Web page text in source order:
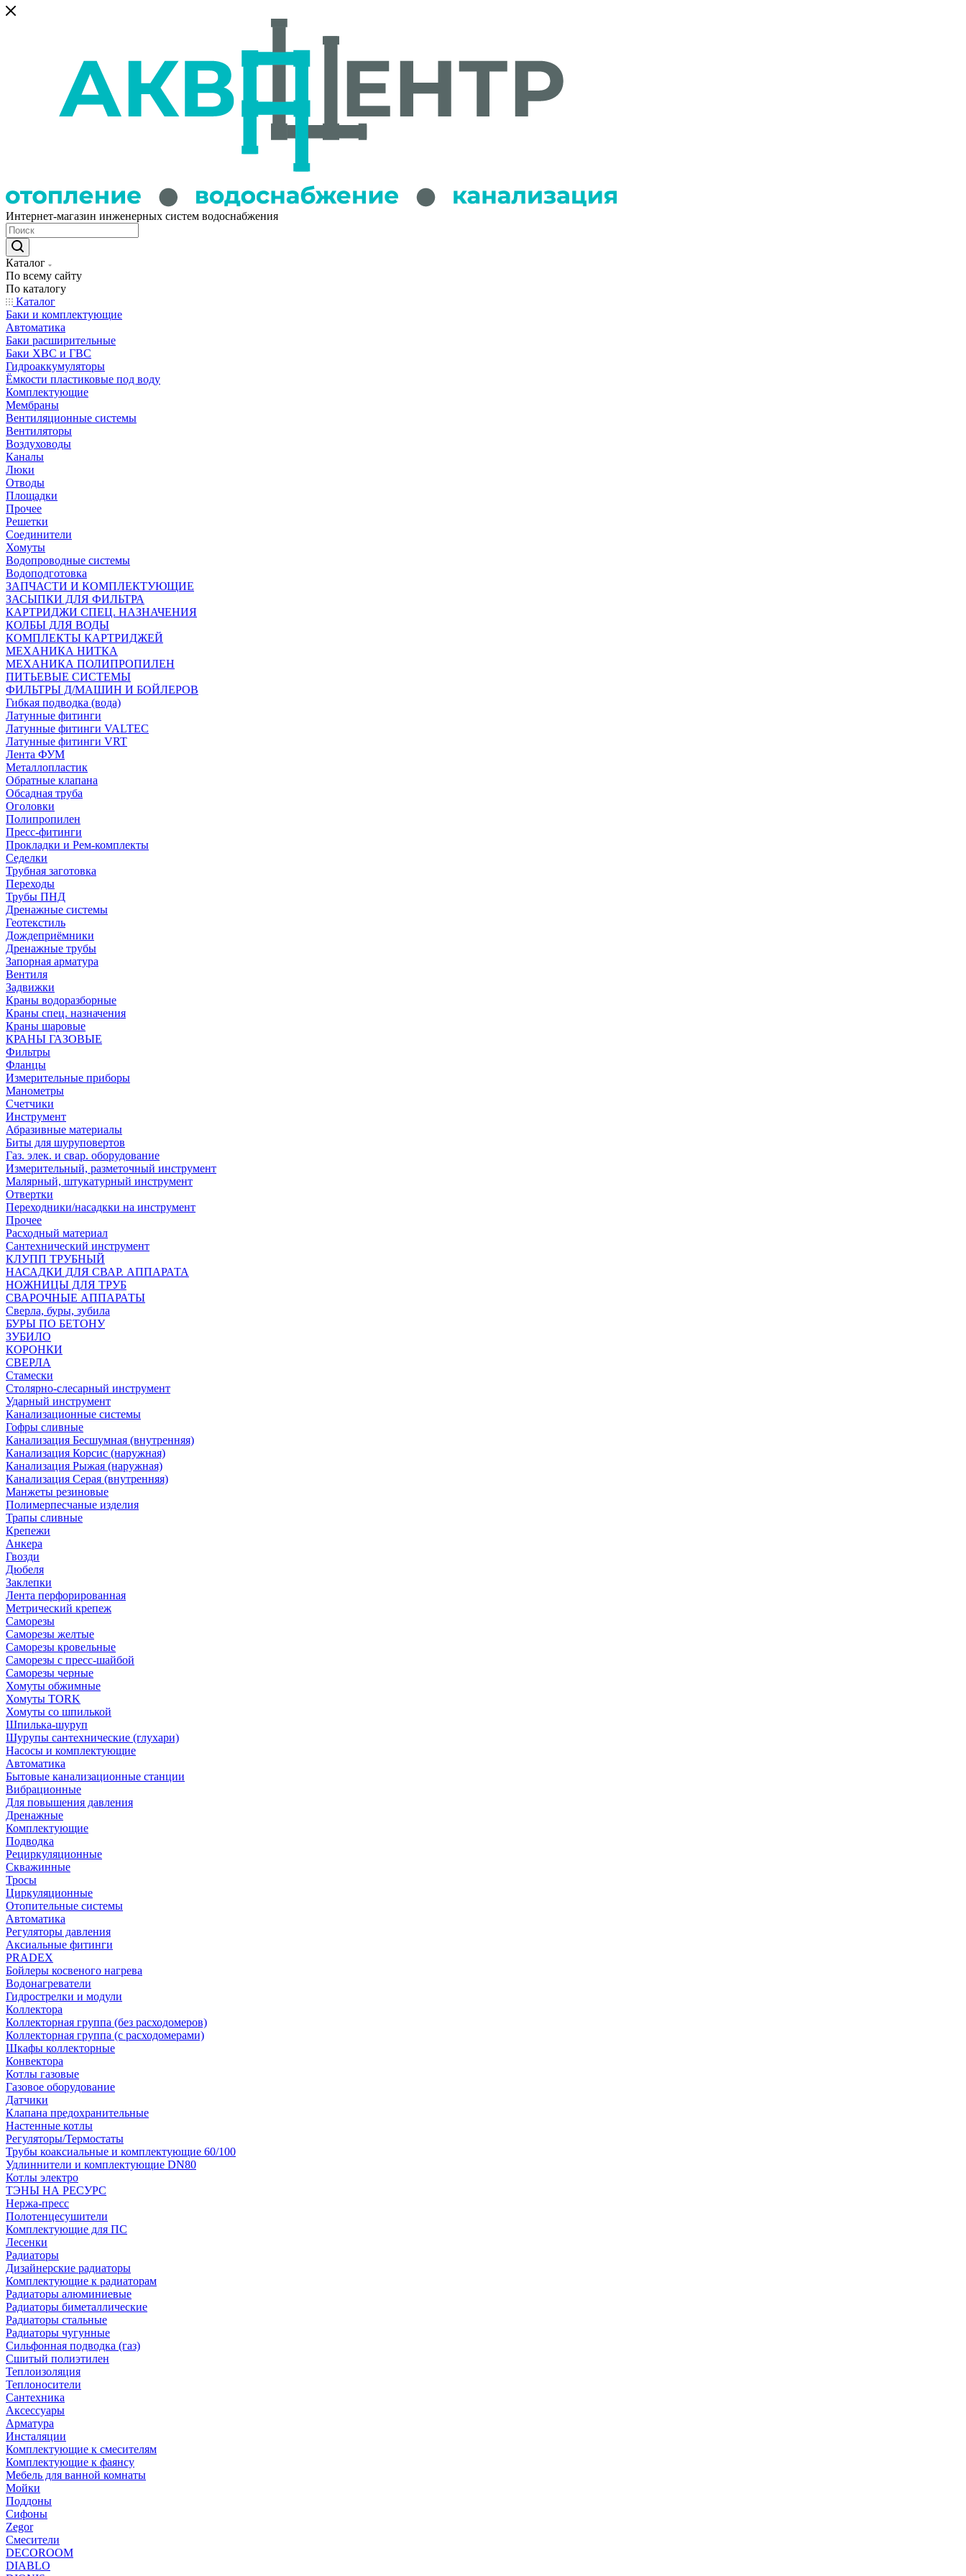
Интернет-магазин инженерных систем водоснабжения
Каталог
По всему сайту
По каталогу
Каталог
Баки и комплектующие
Автоматика
Баки расширительные
Баки ХВС и ГВС
Гидроаккумуляторы
Ёмкости пластиковые под воду
Комплектующие
Мембраны
Вентиляционные системы
Вентиляторы
Воздуховоды
Каналы
Люки
Отводы
Площадки
Прочее
Решетки
Соединители
Хомуты
Водопроводные системы
Водоподготовка
ЗАПЧАСТИ И КОМПЛЕКТУЮЩИЕ
ЗАСЫПКИ ДЛЯ ФИЛЬТРА
КАРТРИДЖИ СПЕЦ. НАЗНАЧЕНИЯ
КОЛБЫ ДЛЯ ВОДЫ
КОМПЛЕКТЫ КАРТРИДЖЕЙ
МЕХАНИКА НИТКА
МЕХАНИКА ПОЛИПРОПИЛЕН
ПИТЬЕВЫЕ СИСТЕМЫ
ФИЛЬТРЫ Д/МАШИН И БОЙЛЕРОВ
Гибкая подводка (вода)
Латунные фитинги
Латунные фитинги VALTEC
Латунные фитинги VRT
Лента ФУМ
Металлопластик
Обратные клапана
Обсадная труба
Оголовки
Полипропилен
Пресс-фитинги
Прокладки и Рем-комплекты
Седелки
Трубная заготовка
Переходы
Трубы ПНД
Дренажные системы
Геотекстиль
Дождеприёмники
Дренажные трубы
Запорная арматура
Вентиля
Задвижки
Краны водоразборные
Краны спец. назначения
Краны шаровые
КРАНЫ ГАЗОВЫЕ
Фильтры
Фланцы
Измерительные приборы
Манометры
Счетчики
Инструмент
Абразивные материалы
Биты для шуруповертов
Газ. элек. и свар. оборудование
Измерительный, разметочный инструмент
Малярный, штукатурный инструмент
Отвертки
Переходники/насадкки на инструмент
Прочее
Расходный материал
Сантехнический инструмент
КЛУПП ТРУБНЫЙ
НАСАДКИ ДЛЯ СВАР. АППАРАТА
НОЖНИЦЫ ДЛЯ ТРУБ
СВАРОЧНЫЕ АППАРАТЫ
Сверла, буры, зубила
БУРЫ ПО БЕТОНУ
ЗУБИЛО
КОРОНКИ
СВЕРЛА
Стамески
Столярно-слесарный инструмент
Ударный инструмент
Канализационные системы
Гофры сливные
Канализация Бесшумная (внутренняя)
Канализация Корсис (наружная)
Канализация Рыжая (наружная)
Канализация Серая (внутренняя)
Манжеты резиновые
Полимерпесчаные изделия
Трапы сливные
Крепежи
Анкера
Гвозди
Дюбеля
Заклепки
Лента перфорированная
Метрический крепеж
Саморезы
Саморезы желтые
Саморезы кровельные
Саморезы с пресс-шайбой
Саморезы черные
Хомуты обжимные
Хомуты TORK
Хомуты со шпилькой
Шпилька-шуруп
Шурупы сантехнические (глухари)
Насосы и комплектующие
Автоматика
Бытовые канализационные станции
Вибрационные
Для повышения давления
Дренажные
Комплектующие
Подводка
Рециркуляционные
Скважинные
Тросы
Циркуляционные
Отопительные системы
Автоматика
Регуляторы давления
Аксиальные фитинги
PRADEX
Бойлеры косвеного нагрева
Водонагреватели
Гидрострелки и модули
Коллектора
Коллекторная группа (без расходомеров)
Коллекторная группа (с расходомерами)
Шкафы коллекторные
Конвектора
Котлы газовые
Газовое оборудование
Датчики
Клапана предохранительные
Настенные котлы
Регуляторы/Термостаты
Трубы коаксиальные и комплектующие 60/100
Удлиннители и комплектующие DN80
Котлы электро
ТЭНЫ НА РЕСУРС
Нержа-пресс
Полотенцесушители
Комплектующие для ПС
Лесенки
Радиаторы
Дизайнерские радиаторы
Комплектующие к радиаторам
Радиаторы алюминиевые
Радиаторы биметаллические
Радиаторы стальные
Радиаторы чугунные
Сильфонная подводка (газ)
Сшитый полиэтилен
Теплоизоляция
Теплоносители
Сантехника
Аксессуары
Арматура
Инсталяции
Комплектующие к смесителям
Комплектующие к фаянсу
Мебель для ванной комнаты
Мойки
Поддоны
Сифоны
Zegor
Смесители
DECOROOM
DIABLO